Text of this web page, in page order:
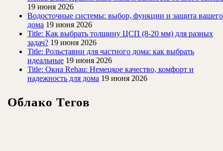
19 июня 2026
Водосточные системы: выбор, функции и защита вашего
дома 19 июня 2026
Title: Как выбрать толщину ЦСП (8-20 мм) для разных
задач? 19 июня 2026
Title: Рольставни для частного дома: как выбрать
идеальные 19 июня 2026
Title: Окна Rehau: Немецкое качество, комфорт и
надежность для дома 19 июня 2026
Облако Тегов